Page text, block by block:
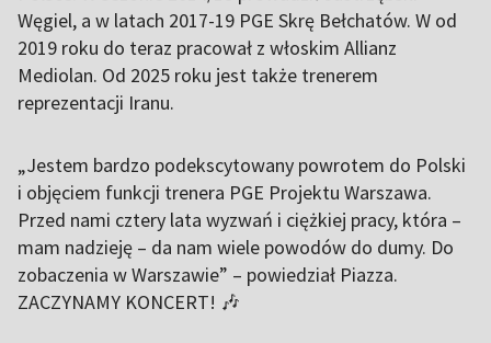
Węgiel, a w latach 2017-19 PGE Skrę Bełchatów. W od
2019 roku do teraz pracował z włoskim Allianz
Mediolan. Od 2025 roku jest także trenerem
reprezentacji Iranu.
„Jestem bardzo podekscytowany powrotem do Polski
i objęciem funkcji trenera PGE Projektu Warszawa.
Przed nami cztery lata wyzwań i ciężkiej pracy, która –
mam nadzieję – da nam wiele powodów do dumy. Do
zobaczenia w Warszawie” – powiedział Piazza.
ZACZYNAMY KONCERT! 🎶